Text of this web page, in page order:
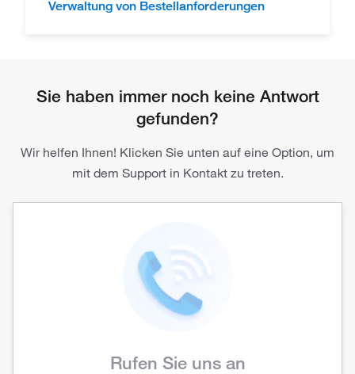
Verwaltung von Bestellanforderungen
Sie haben immer noch keine Antwort
gefunden?
Wir helfen Ihnen! Klicken Sie unten auf eine Option, um
mit dem Support in Kontakt zu treten.
Rufen Sie uns an